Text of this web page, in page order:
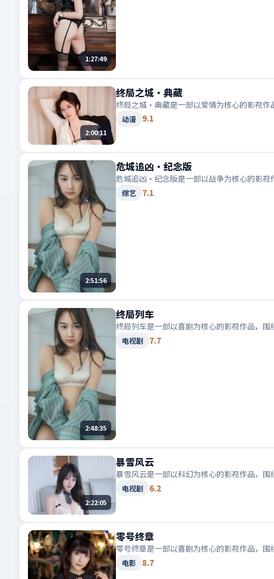
1:27:49
2:00:11
终局之城·典藏
终局之城·典藏是一部以爱情为核心的影视作
动漫 9.1
2:51:56
危城追凶·纪念版
危城追凶·纪念版是一部以战争为核心的影视
综艺 7.1
2:48:35
终局列车
终局列车是一部以喜剧为核心的影视作品，围
电视剧 7.7
2:22:05
暴雪风云
暴雪风云是一部以科幻为核心的影视作品，围
电视剧 6.2
零号终章
零号终章是一部以喜剧为核心的影视作品，围
电影 8.7